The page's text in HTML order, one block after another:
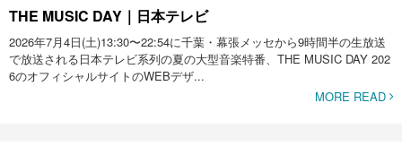
THE MUSIC DAY｜日本テレビ
2026年7月4日(土)13:30〜22:54に千葉・幕張メッセから9時間半の生放送
で放送される日本テレビ系列の夏の大型音楽特番、THE MUSIC DAY 202
6のオフィシャルサイトのWEBデザ...
MORE READ